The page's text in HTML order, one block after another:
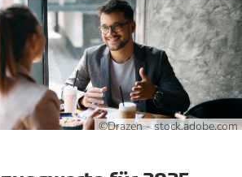
©Drazen - stock.adobe.com